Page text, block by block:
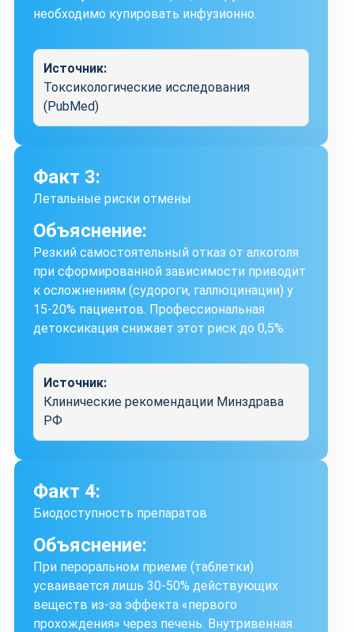
необходимо купировать инфузионно.
Источник:
Токсикологические исследования
(PubMed)
Факт 3:
Летальные риски отмены
Объяснение:
Резкий самостоятельный отказ от алкоголя
при сформированной зависимости приводит
к осложнениям (судороги, галлюцинации) у
15-20% пациентов. Профессиональная
детоксикация снижает этот риск до 0,5%.
Источник:
Клинические рекомендации Минздрава
РФ
Факт 4:
Биодоступность препаратов
Объяснение:
При пероральном приеме (таблетки)
усваивается лишь 30-50% действующих
веществ из-за эффекта «первого
прохождения» через печень. Внутривенная